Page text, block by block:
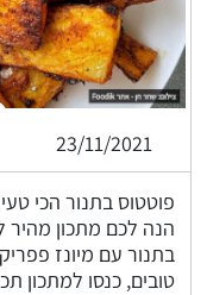
23/11/2021
פוטטוס בתנור הכי
הנה לכם מתכון מהיר
בתנור עם מיונז
טובים, כנסו למתכון